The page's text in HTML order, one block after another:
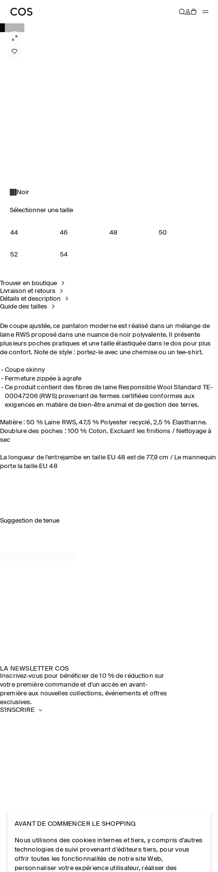
Noir
Sélectionner une taille
44 46 48 50
52 54
Trouver en boutique
Livraison et retours
Détails et description
Guide des tailles
De coupe ajustée, ce pantalon moderne est réalisé dans un mélange de
laine RWS proposé dans une nuance de noir polyvalente. Il présente
plusieurs poches pratiques et une taille élastiquée dans le dos pour plus
de confort. Note de style : portez-le avec une chemise ou un tee-shirt.
Coupe skinny
Fermeture zippée à agrafe
Ce produit contient des fibres de laine Responsible Wool Standard TE-
00047206 (RWS) provenant de fermes certifiées conformes aux
exigences en matière de bien-être animal et de gestion des terres.
Matière : 50 % Laine RWS, 47,5 % Polyester recyclé, 2,5 % Élasthanne.
Doublure des poches : 100 % Coton. Excluant les finitions / Nettoyage à
sec
La longueur de l'entrejambe en taille EU 48 est de 77,9 cm / Le mannequin
porte la taille EU 48
Suggestion de tenue
LA NEWSLETTER COS
Inscrivez-vous pour bénéficier de 10 % de réduction sur
votre première commande et d'un accès en avant-
première aux nouvelles collections, événements et offres
exclusives.
S'INSCRIRE
AVANT DE COMMENCER LE SHOPPING
Nous utilisons des cookies internes et tiers, y compris d'autres
technologies de suivi provenant d'éditeurs tiers, pour vous
offrir toutes les fonctionnalités de notre site Web,
personnaliser votre expérience utilisateur, réaliser des